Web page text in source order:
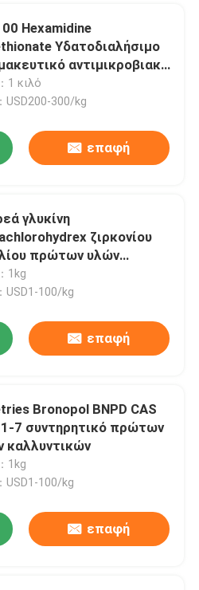
Hexamidine
Υδατοδιαλήσιμο
αντιμικροβιακό
ευρέος φάσματος
1 κιλό
USD200-300/kg
επαφή
γλυκίνη
ζιρκονίου
πρώτων υλών
φροντίδας
1kg
USD1-100/kg
επαφή
Bronopol BNPD CAS
7 συντηρητικό πρώτων
καλλυντικών
1kg
USD1-100/kg
επαφή